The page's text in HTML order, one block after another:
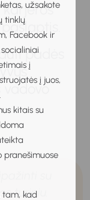
užsakote
tinklų
Facebook ir
į
į juos,
kitais su
pranešimuose
tam, kad
padės
vadovo
su
turiniu.